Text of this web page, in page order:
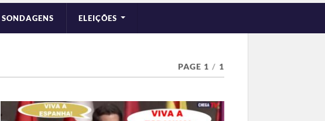
SONDAGENS ELEIÇÕES
PAGE 1 / 1